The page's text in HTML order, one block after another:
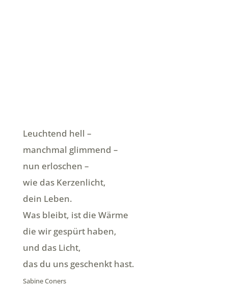
Leuchtend hell –
manchmal glimmend –
nun erloschen –
wie das Kerzenlicht,
dein Leben.
Was bleibt, ist die Wärme
die wir gespürt haben,
und das Licht,
das du uns geschenkt hast.
Sabine Coners